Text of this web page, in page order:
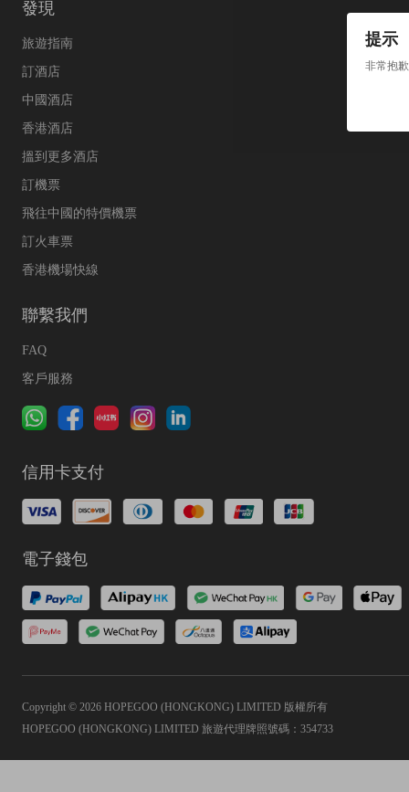
提示
非常抱
發現
旅遊指南
訂酒店
中國酒店
香港酒店
搵到更多酒店
訂機票
飛往中國的特價機票
訂火車票
香港機場快線
聯繫我們
FAQ
客戶服務
信用卡支付
電子錢包
Copyright © 2026 HOPEGOO (HONGKONG) LIMITED 版權所有
HOPEGOO (HONGKONG) LIMITED 旅遊代理牌照號碼：354733